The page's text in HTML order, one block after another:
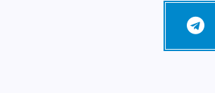
تلگرام
مرا دنبال کنید!